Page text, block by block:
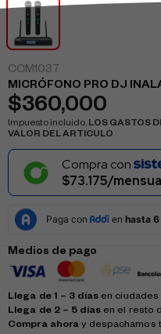
CCM1037
MICRÓFONO PRO DJ
$360,000
Impuesto incluido. LOS GASTOS
VALOR DEL ARTICULO
Compra con
$73.175/
Medios de pago
Llega de 1 – 3 díasen ciudades
Llega de 2 – 5 díasen el resto
Compra ahora y despachamos